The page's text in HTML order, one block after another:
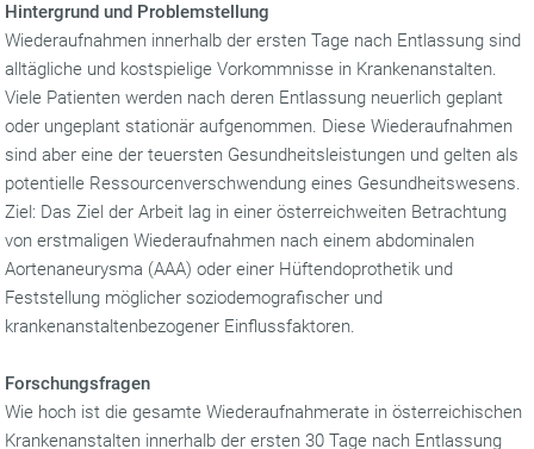
Hintergrund und Problemstellung
Wiederaufnahmen innerhalb der ersten Tage nach Entlassung sind
alltägliche und kostspielige Vorkommnisse in Krankenanstalten.
Viele Patienten werden nach deren Entlassung neuerlich geplant
oder ungeplant stationär aufgenommen. Diese Wiederaufnahmen
sind aber eine der teuersten Gesundheitsleistungen und gelten als
potentielle Ressourcenverschwendung eines Gesundheitswesens.
Ziel: Das Ziel der Arbeit lag in einer österreichweiten Betrachtung
von erstmaligen Wiederaufnahmen nach einem abdominalen
Aortenaneurysma (AAA) oder einer Hüftendoprothetik und
Feststellung möglicher soziodemografischer und
krankenanstaltenbezogener Einflussfaktoren.
Forschungsfragen
Wie hoch ist die gesamte Wiederaufnahmerate in österreichischen
Krankenanstalten innerhalb der ersten 30 Tage nach Entlassung